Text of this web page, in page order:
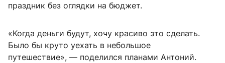
праздник без оглядки на бюджет.
«Когда деньги будут, хочу красиво это сделать.
Было бы круто уехать в небольшое
путешествие», — поделился планами Антоний.